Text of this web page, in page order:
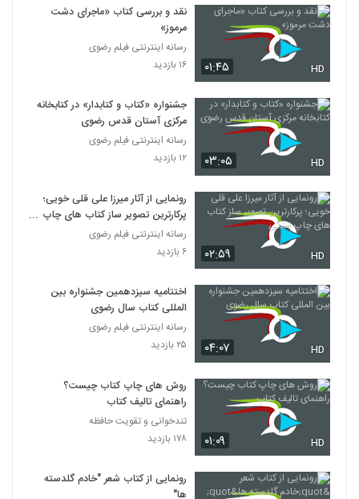
۰۱:۴۵ HD
نقد و بررسی کتاب «ماجرای دشت
مرموز»
رسانه اینترنتی فیلم رضوی
۱۶ بازدید
۰۳:۰۵ HD
جشنواره «کتاب و کتابدار» در کتابخانه
مرکزی آستان قدس رضوی
رسانه اینترنتی فیلم رضوی
۱۲ بازدید
۰۲:۵۹ HD
رونمایی از آثار میرزا علی قلی خویی؛
پرکارترین تصویر ساز کتاب های چاپ
سنگی
رسانه اینترنتی فیلم رضوی
۶ بازدید
۰۴:۰۷ HD
اختتامیه سیزدهمین جشنواره بین
المللی کتاب سال رضوی
رسانه اینترنتی فیلم رضوی
۲۵ بازدید
۰۱:۰۹ HD
روش های چاپ کتاب چیست؟
راهنمای تالیف کتاب
تندخوانی و تقویت حافظه
۱۷۸ بازدید
رونمایی از کتاب شعر "خادم گلدسته
ها"